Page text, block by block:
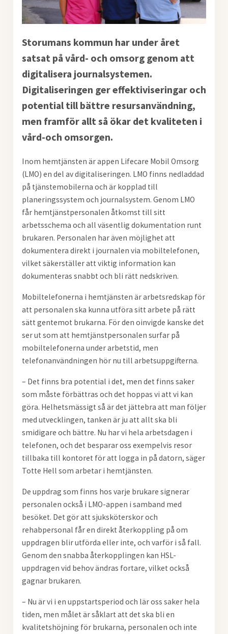
Storumans kommun har under året
satsat på vård- och omsorg genom att
digitalisera journalsystemen.
Digitaliseringen ger effektiviseringar och
potential till bättre resursanvändning,
men framför allt så ökar det kvaliteten i
vård-och omsorgen.
Inom hemtjänsten är appen Lifecare Mobil Omsorg
(LMO) en del av digitaliseringen. LMO finns nedladdad
på tjänstemobilerna och är kopplad till
planeringssystem och journalsystem. Genom LMO
får hemtjänstpersonalen åtkomst till sitt
arbetsschema och all väsentlig dokumentation runt
brukaren. Personalen har även möjlighet att
dokumentera direkt i journalen via mobiltelefonen,
vilket säkerställer att viktig information kan
dokumenteras snabbt och bli rätt nedskriven.
Mobiltelefonerna i hemtjänsten är arbetsredskap för
att personalen ska kunna utföra sitt arbete på rätt
sätt gentemot brukarna. För den oinvigde kanske det
ser ut som att hemtjänstpersonalen surfar på
mobiltelefonerna under arbetstid, men
telefonanvändningen hör nu till arbetsuppgifterna.
– Det finns bra potential i det, men det finns saker
som måste förbättras och det hoppas vi att vi kan
göra. Helhetsmässigt så är det jättebra att man följer
med utvecklingen, tanken är ju att allt ska bli
smidigare och bättre. Nu har vi hela arbetsdagen i
telefonen, och det besparar oss exempelvis resor
tillbaka till kontoret för att logga in på datorn, säger
Totte Hell som arbetar i hemtjänsten.
De uppdrag som finns hos varje brukare signerar
personalen också i LMO-appen i samband med
besöket. Det gör att sjuksköterskor och
rehabpersonal får en direkt återkoppling på om
uppdragen blir utförda eller inte, och varför i så fall.
Genom den snabba återkopplingen kan HSL-
uppdragen vid behov ändras fortare, vilket också
gagnar brukaren.
– Nu är vi i en uppstartsperiod och lär oss saker hela
tiden, men målet är såklart att det ska bli en
kvalitetshöjning för brukarna, personalen och inte